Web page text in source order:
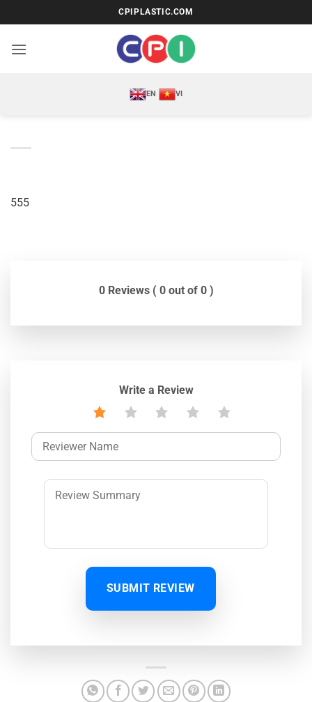
qua
nội
CPIPLASTIC.COM
EN VI
555
0 Reviews ( 0 out of 0 )
Write a Review
SUBMIT REVIEW